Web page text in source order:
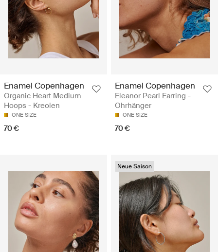
Enamel Copenhagen
Organic Heart Medium
Hoops - Kreolen
ONE SIZE
70 €
Enamel Copenhagen
Eleanor Pearl Earring -
Ohrhänger
ONE SIZE
70 €
Neue Saison